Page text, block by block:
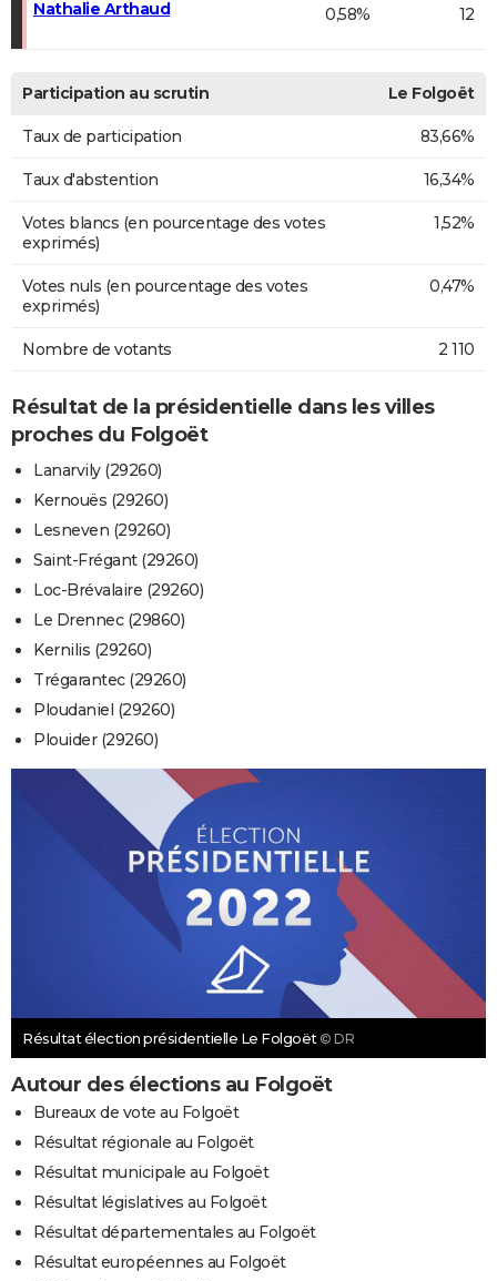
Nathalie Arthaud 0,58% 12
Participation au scrutin Le Folgoët
Taux de participation 83,66%
Taux d'abstention 16,34%
Votes blancs (en pourcentage des votes
exprimés)
1,52%
Votes nuls (en pourcentage des votes
exprimés)
0,47%
Nombre de votants 2 110
Résultat de la présidentielle dans les villes
proches du Folgoët
Lanarvily (29260)
Kernouës (29260)
Lesneven (29260)
Saint-Frégant (29260)
Loc-Brévalaire (29260)
Le Drennec (29860)
Kernilis (29260)
Trégarantec (29260)
Ploudaniel (29260)
Plouider (29260)
Résultat élection présidentielle Le Folgoët © DR
Autour des élections au Folgoët
Bureaux de vote au Folgoët
Résultat régionale au Folgoët
Résultat municipale au Folgoët
Résultat législatives au Folgoët
Résultat départementales au Folgoët
Résultat européennes au Folgoët